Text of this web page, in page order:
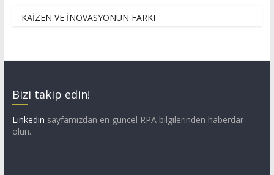
KAİZEN VE İNOVASYONUN FARKI
Bizi takip edin!
Linkedin sayfamızdan en güncel RPA bilgilerinden haberdar
olun.